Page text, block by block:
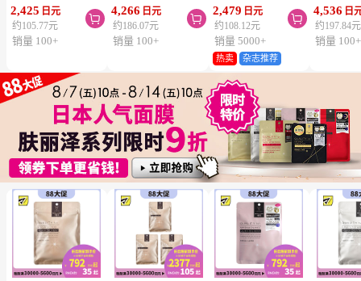
SPF50+ PA++++
50ml 3个装 阻隔紫
外线 持久耐水 户外
2,425 日元
约105.77元

销量 100+
节颈椎疼 4.6×7.2cm
120贴 3个装【第3类
医药品】
4,266 日元
约186.07元

销量 100+
泌体精华液保湿面膜
7片 3个装 Exosome
增加肌肤弹力透明感
2,479 日元
约108.12元

销量 5000+
热卖 杂志推荐
疮 去痘
舒缓炎症
类医药品
4,536 日
约197.84元
销量 100+